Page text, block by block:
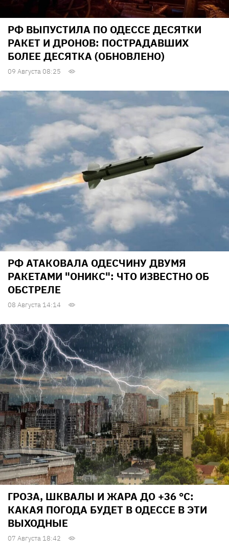
РФ ВЫПУСТИЛА ПО ОДЕССЕ ДЕСЯТКИ
РАКЕТ И ДРОНОВ: ПОСТРАДАВШИХ
БОЛЕЕ ДЕСЯТКА (ОБНОВЛЕНО)
09 Августа 08:25
РФ АТАКОВАЛА ОДЕСЧИНУ ДВУМЯ
РАКЕТАМИ "ОНИКС": ЧТО ИЗВЕСТНО ОБ
ОБСТРЕЛЕ
08 Августа 14:14
ГРОЗА, ШКВАЛЫ И ЖАРА ДО +36 °С:
КАКАЯ ПОГОДА БУДЕТ В ОДЕССЕ В ЭТИ
ВЫХОДНЫЕ
07 Августа 18:42